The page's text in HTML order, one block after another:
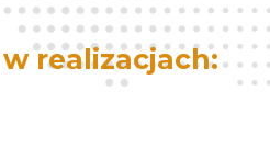
realizacjach: